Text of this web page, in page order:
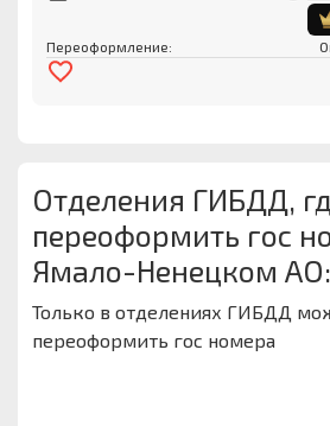
Переоформление:
Отделения ГИБДД,
переоформить гос
Ямало-Ненецком АО:
Только в отделениях ГИБДД
переоформить гос номера